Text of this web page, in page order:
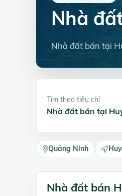
Nhà
Nhà đất bán tại
Tìm theo tiêu chí
Nhà đất bán tại
Quảng Ninh
Nhà đất bán